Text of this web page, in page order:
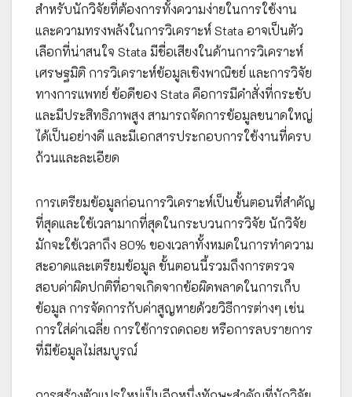
สำหรับนักวิจัยที่ต้องการทั้งความง่ายในการใช้งาน
และความทรงพลังในการวิเคราะห์ Stata อาจเป็นตัว
เลือกที่น่าสนใจ Stata มีชื่อเสียงในด้านการวิเคราะห์
เศรษฐมิติ การวิเคราะห์ข้อมูลเชิงพาณิชย์ และการวิจัย
ทางการแพทย์ ข้อดีของ Stata คือการมีคำสั่งที่กระชับ
และมีประสิทธิภาพสูง สามารถจัดการข้อมูลขนาดใหญ่
ได้เป็นอย่างดี และมีเอกสารประกอบการใช้งานที่ครบ
ถ้วนและละเอียด
การเตรียมข้อมูลก่อนการวิเคราะห์เป็นขั้นตอนที่สำคัญ
ที่สุดและใช้เวลามากที่สุดในกระบวนการวิจัย นักวิจัย
มักจะใช้เวลาถึง 80% ของเวลาทั้งหมดในการทำความ
สะอาดและเตรียมข้อมูล ขั้นตอนนี้รวมถึงการตรวจ
สอบค่าผิดปกติที่อาจเกิดจากข้อผิดพลาดในการเก็บ
ข้อมูล การจัดการกับค่าสูญหายด้วยวิธีการต่างๆ เช่น
การใส่ค่าเฉลี่ย การใช้การถดถอย หรือการลบรายการ
ที่มีข้อมูลไม่สมบูรณ์